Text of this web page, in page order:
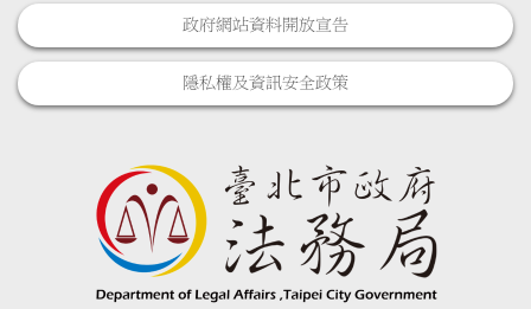
政府網站資料開放宣告
隱私權及資訊安全政策